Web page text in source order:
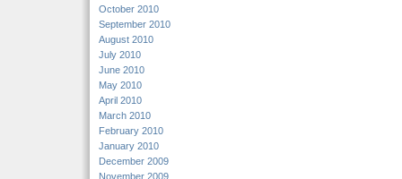
October 2010
September 2010
August 2010
July 2010
June 2010
May 2010
April 2010
March 2010
February 2010
January 2010
December 2009
November 2009